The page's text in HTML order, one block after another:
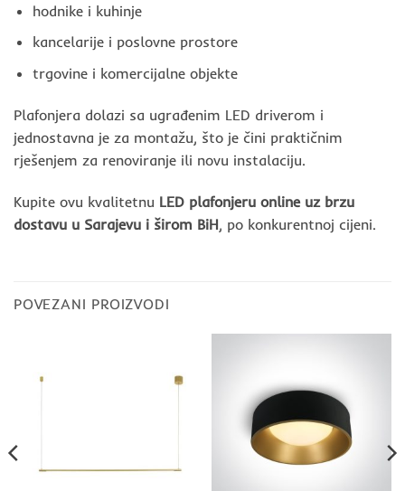
hodnike i kuhinje
kancelarije i poslovne prostore
trgovine i komercijalne objekte
Plafonjera dolazi sa ugrađenim LED driverom i
jednostavna je za montažu, što je čini praktičnim
rješenjem za renoviranje ili novu instalaciju.
Kupite ovu kvalitetnu LED plafonjeru online uz brzu
dostavu u Sarajevu i širom BiH, po konkurentnoj cijeni.
POVEZANI PROIZVODI